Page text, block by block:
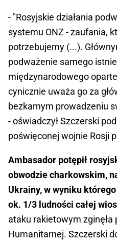
- "Rosyjskie działania
systemu ONZ - zaufania,
potrzebujemy (...).
podważenie samego
międzynarodowego
cynicznie uważa go za
bezkarnym prowadzeniu
- oświadczył Szczerski
poświęconej wojnie Rosji
Ambasador potępił
obwodzie charkowskim,
Ukrainy, w wyniku którego
ok. 1/3 ludności całej
ataku rakietowym
Humanitarnej. Szczerski